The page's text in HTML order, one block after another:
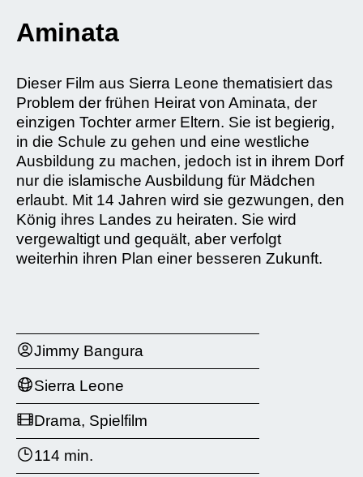
Aminata
Dieser Film aus Sierra Leone thematisiert das
Problem der frühen Heirat von Aminata, der
einzigen Tochter armer Eltern. Sie ist begierig,
in die Schule zu gehen und eine westliche
Ausbildung zu machen, jedoch ist in ihrem Dorf
nur die islamische Ausbildung für Mädchen
erlaubt. Mit 14 Jahren wird sie gezwungen, den
König ihres Landes zu heiraten. Sie wird
vergewaltigt und gequält, aber verfolgt
weiterhin ihren Plan einer besseren Zukunft.
Jimmy Bangura
Sierra Leone
Drama, Spielfilm
114 min.